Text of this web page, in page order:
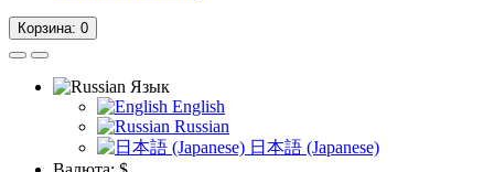
Корзина: 0
Язык
English
Russian
日本語 (Japanese)